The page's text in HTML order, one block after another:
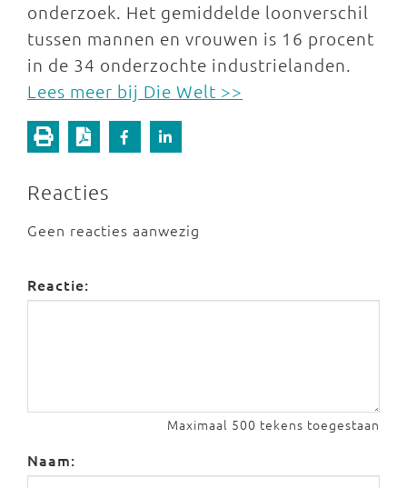
onderzoek. Het gemiddelde loonverschil
tussen mannen en vrouwen is 16 procent
in de 34 onderzochte industrielanden.
Lees meer bij Die Welt >>
Reacties
Geen reacties aanwezig
Reactie:
Maximaal 500 tekens toegestaan
Naam: